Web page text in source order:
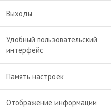
Выходы
Удобный пользовательский
интерфейс
Память настроек
Отображение информации